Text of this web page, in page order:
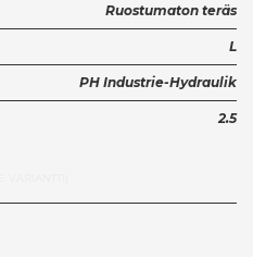
Ruostumaton teräs
L
PH Industrie-Hydraulik
2.5